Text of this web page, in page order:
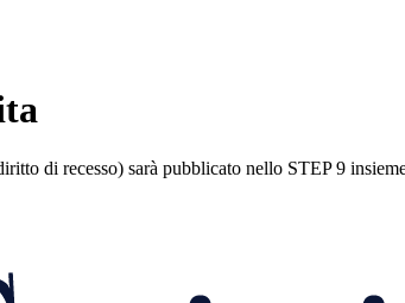
di recesso) sarà pubblicato nello STEP 9